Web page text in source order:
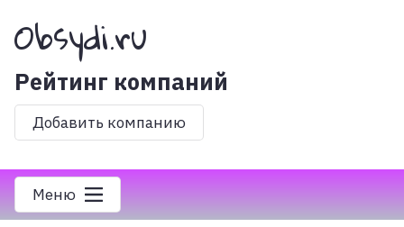
Obsydi.ru
Рейтинг компаний
Добавить компанию
Меню